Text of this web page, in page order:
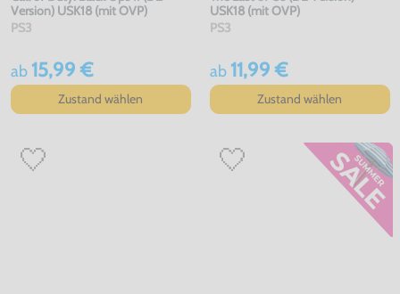
Version) USK18 (mit OVP)
PS3
ab 15,99 €
Zustand wählen
USK18 (mit OVP)
PS3
ab 11,99 €
Zustand wählen